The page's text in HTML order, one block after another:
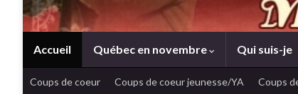
Accueil Québec en novembre Qui suis-je
Coups de coeur Coups de coeur jeunesse/YA Coups